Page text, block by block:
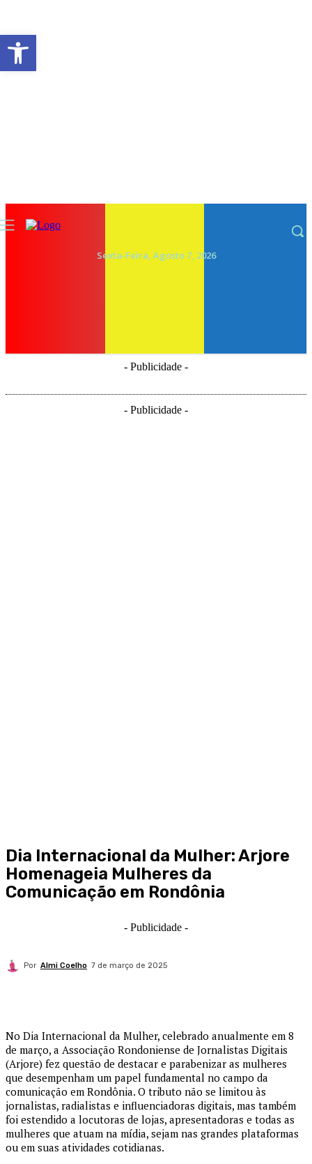
Sexta-Feira, Agosto 7, 2026
- Publicidade -
- Publicidade -
Dia Internacional da Mulher: Arjore
Homenageia Mulheres da
Comunicação em Rondônia
- Publicidade -
Por Almi Coelho 7 de março de 2025
No Dia Internacional da Mulher, celebrado anualmente em 8
de março, a Associação Rondoniense de Jornalistas Digitais
(Arjore) fez questão de destacar e parabenizar as mulheres
que desempenham um papel fundamental no campo da
comunicação em Rondônia. O tributo não se limitou às
jornalistas, radialistas e influenciadoras digitais, mas também
foi estendido a locutoras de lojas, apresentadoras e todas as
mulheres que atuam na mídia, sejam nas grandes plataformas
ou em suas atividades cotidianas.
Abrir a barra de ferramentas